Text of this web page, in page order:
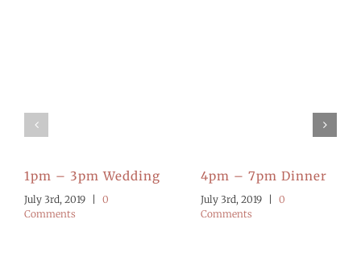
1pm – 3pm Wedding
July 3rd, 2019
0
Comments
4pm – 7pm Dinner
July 3rd, 2019
0
Comments